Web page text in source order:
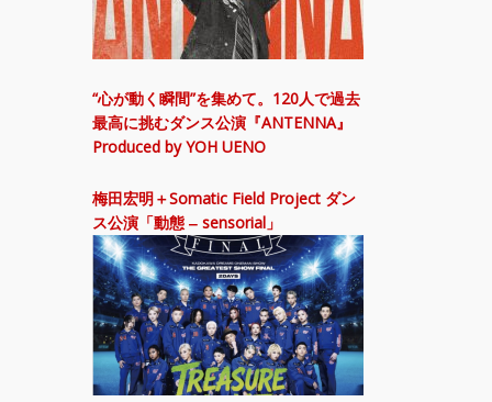
“心が動く瞬間”を集めて。120人で過去
最高に挑むダンス公演『ANTENNA』
Produced by YOH UENO
梅田宏明＋Somatic Field Project ダン
ス公演「動態 ‒ sensorial」